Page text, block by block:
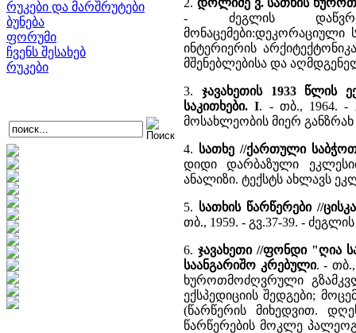
რუკები და მარშრუტები
ბუნება
ფორუმი
ჩვენს შესახებ
რუკები
2. დოლიძე ვ. სათხის
- ძეგლის
მონაცემები:დეკორაციული
ინტერიერის
მშენებლებისა და
3. ჯავახეთის 1933 წლის
საკითხები. I. - თბ., 1964. -
მოსახლეობის მიერ
4. სათხე //ქართული
დიდი დარბაზული
ანალიზი. ტექსტს ახლავს
5. სათხის წარწერები //
თბ., 1959. - გვ.37-39. -
6. ჯავახეთი //ფონდი "ღია
საანგარიშო კრებული. -
ხუროთმოძღვრული
ექსპედიციის შედგები;
(წარწერის მიხედვით.
წარწერების მოკლე